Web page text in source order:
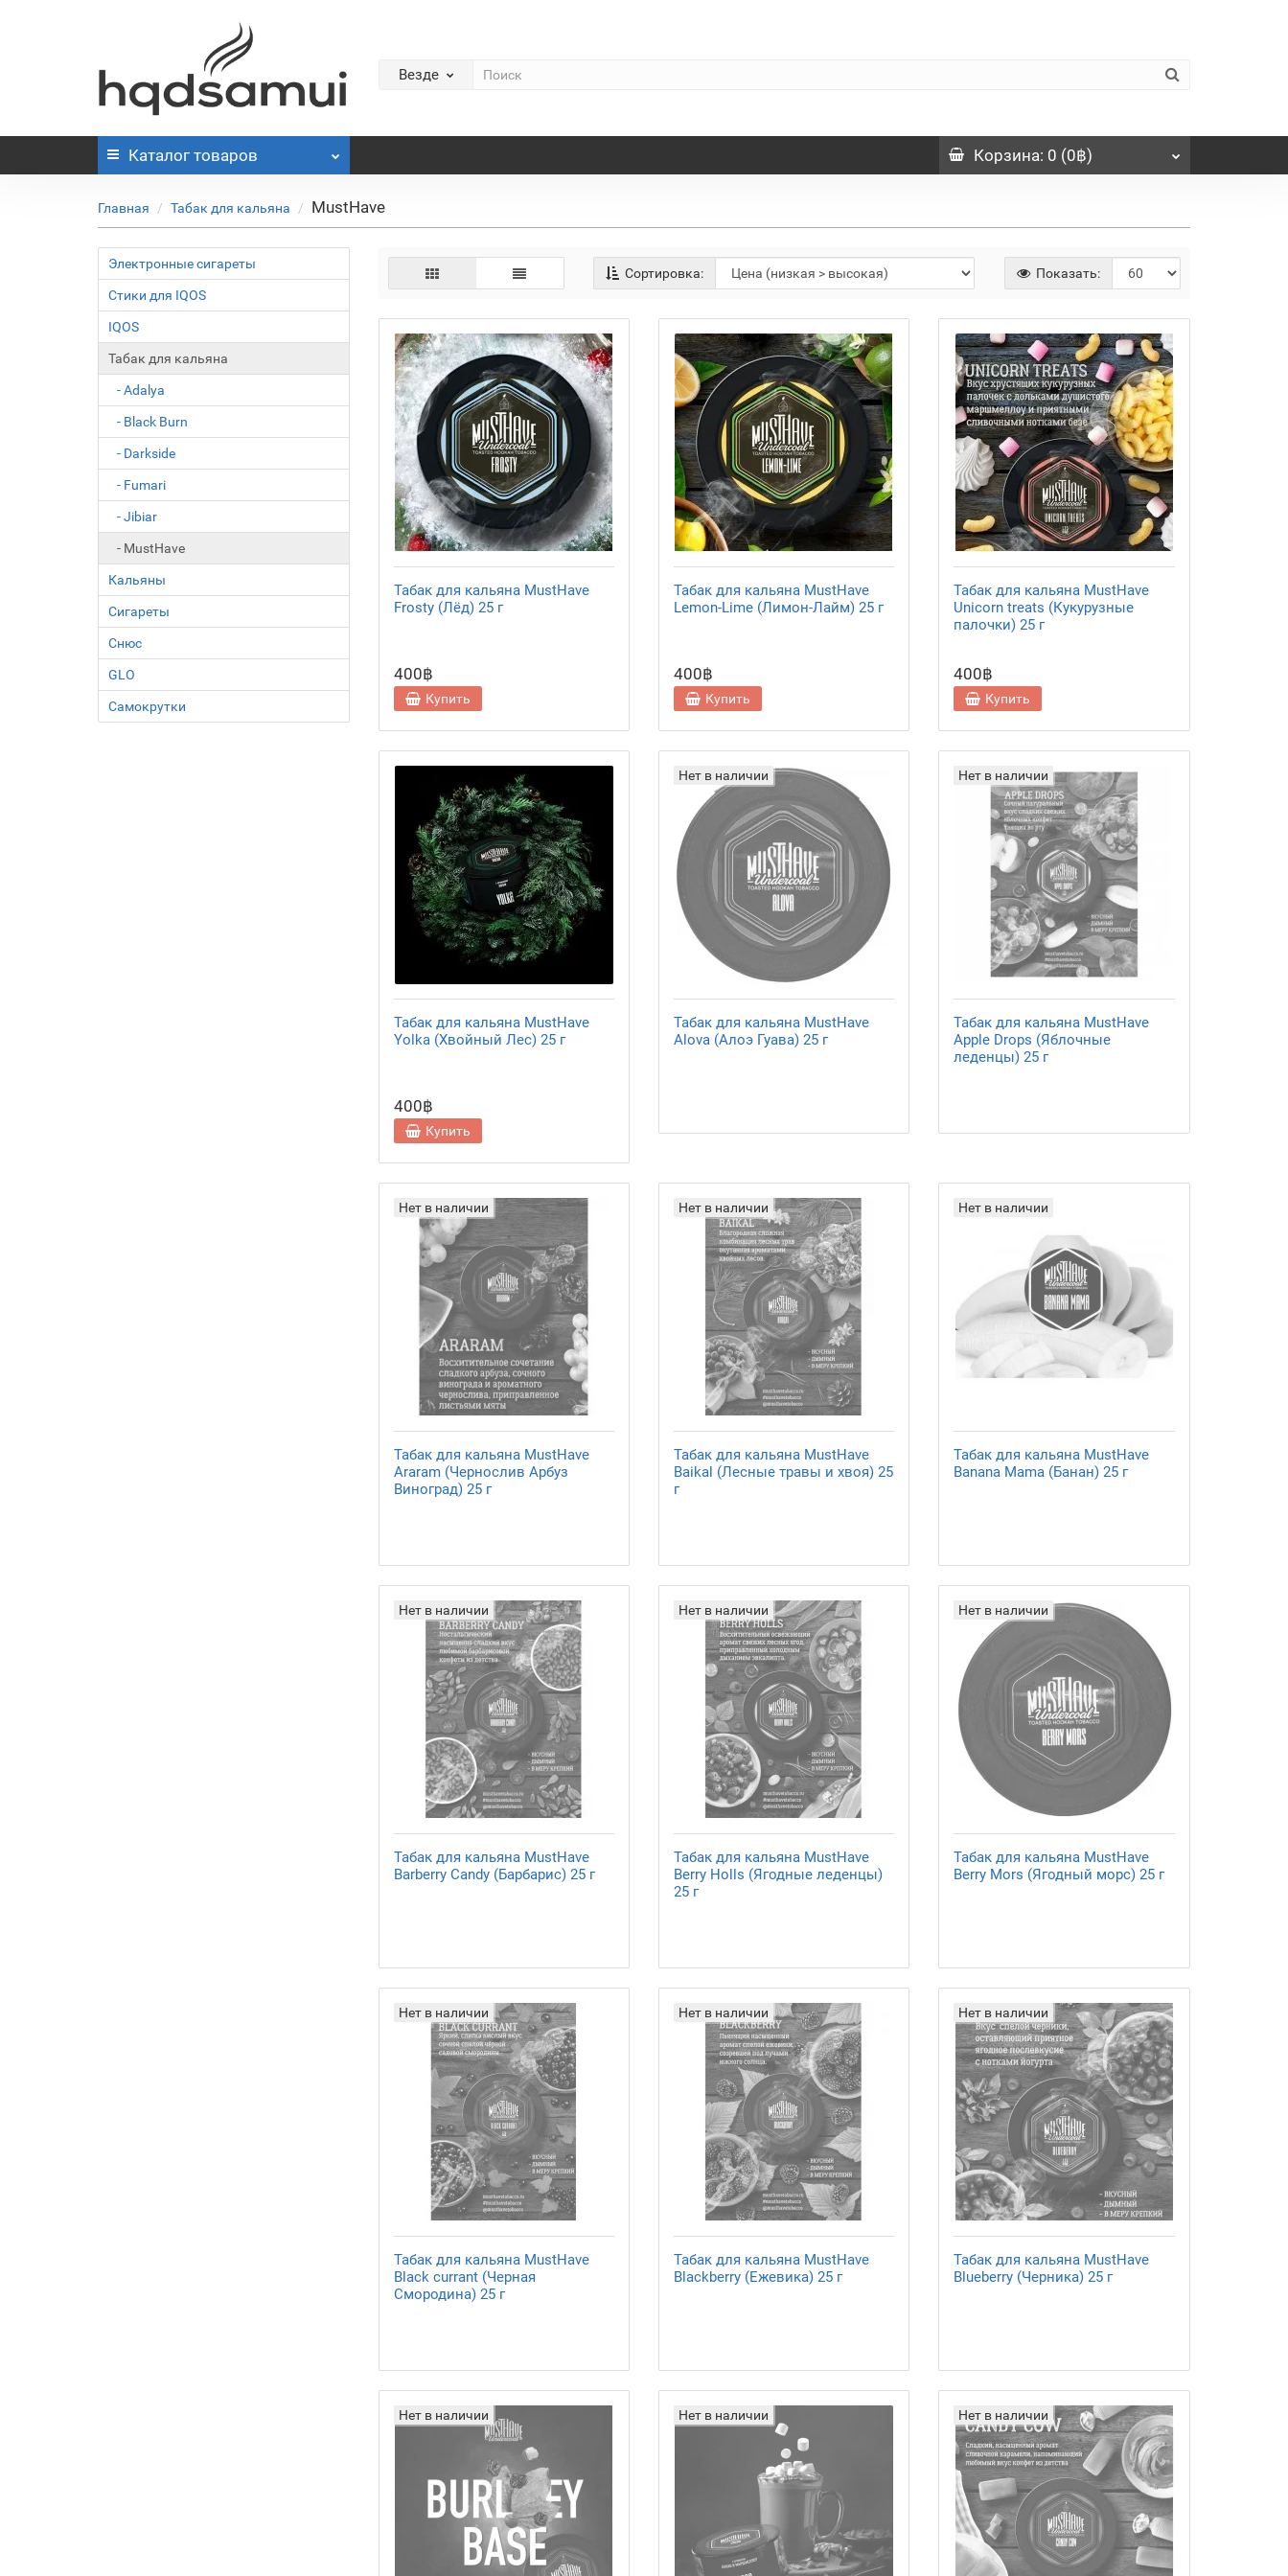
Везде
Каталог товаров Корзина: 0 (0฿)
Главная Табак для кальяна MustHave
Электронные сигареты
Стики для IQOS
IQOS
Табак для кальяна
- Adalya
- Black Burn
- Darkside
- Fumari
- Jibiar
- MustHave
Кальяны
Сигареты
Снюс
GLO
Самокрутки
Сортировка: Показать:
Табак для кальяна MustHave
Frosty (Лёд) 25 г
400฿
Купить
Табак для кальяна MustHave
Lemon-Lime (Лимон-Лайм) 25 г
400฿
Купить
Табак для кальяна MustHave
Unicorn treats (Кукурузные
палочки) 25 г
400฿
Купить
Табак для кальяна MustHave
Yolka (Хвойный Лес) 25 г
400฿
Купить
Нет в наличии
Табак для кальяна MustHave
Alova (Алоэ Гуава) 25 г
Нет в наличии
Табак для кальяна MustHave
Apple Drops (Яблочные
леденцы) 25 г
Нет в наличии
Табак для кальяна MustHave
Araram (Чернослив Арбуз
Виноград) 25 г
Нет в наличии
Табак для кальяна MustHave
Baikal (Лесные травы и хвоя) 25
г
Нет в наличии
Табак для кальяна MustHave
Banana Mama (Банан) 25 г
Нет в наличии
Табак для кальяна MustHave
Barberry Candy (Барбарис) 25 г
Нет в наличии
Табак для кальяна MustHave
Berry Holls (Ягодные леденцы)
25 г
Нет в наличии
Табак для кальяна MustHave
Berry Mors (Ягодный морс) 25 г
Нет в наличии
Табак для кальяна MustHave
Black currant (Черная
Смородина) 25 г
Нет в наличии
Табак для кальяна MustHave
Blackberry (Ежевика) 25 г
Нет в наличии
Табак для кальяна MustHave
Blueberry (Черника) 25 г
Нет в наличии Нет в наличии Нет в наличии